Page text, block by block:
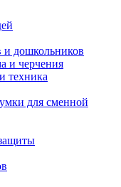
дошкольников
и черчения
техника
для сменной